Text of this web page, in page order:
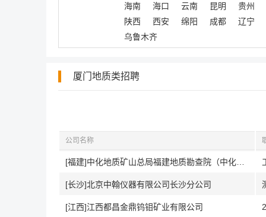
海南
海口 云南 昆明
贵州
陕西
西安 绵阳 成都
辽宁
乌鲁木齐
厦门地质类招聘
公司名称
[长沙]北京中翰仪器有限公司长沙分公司
[江西]江西都昌金鼎钨钼矿业有限公司